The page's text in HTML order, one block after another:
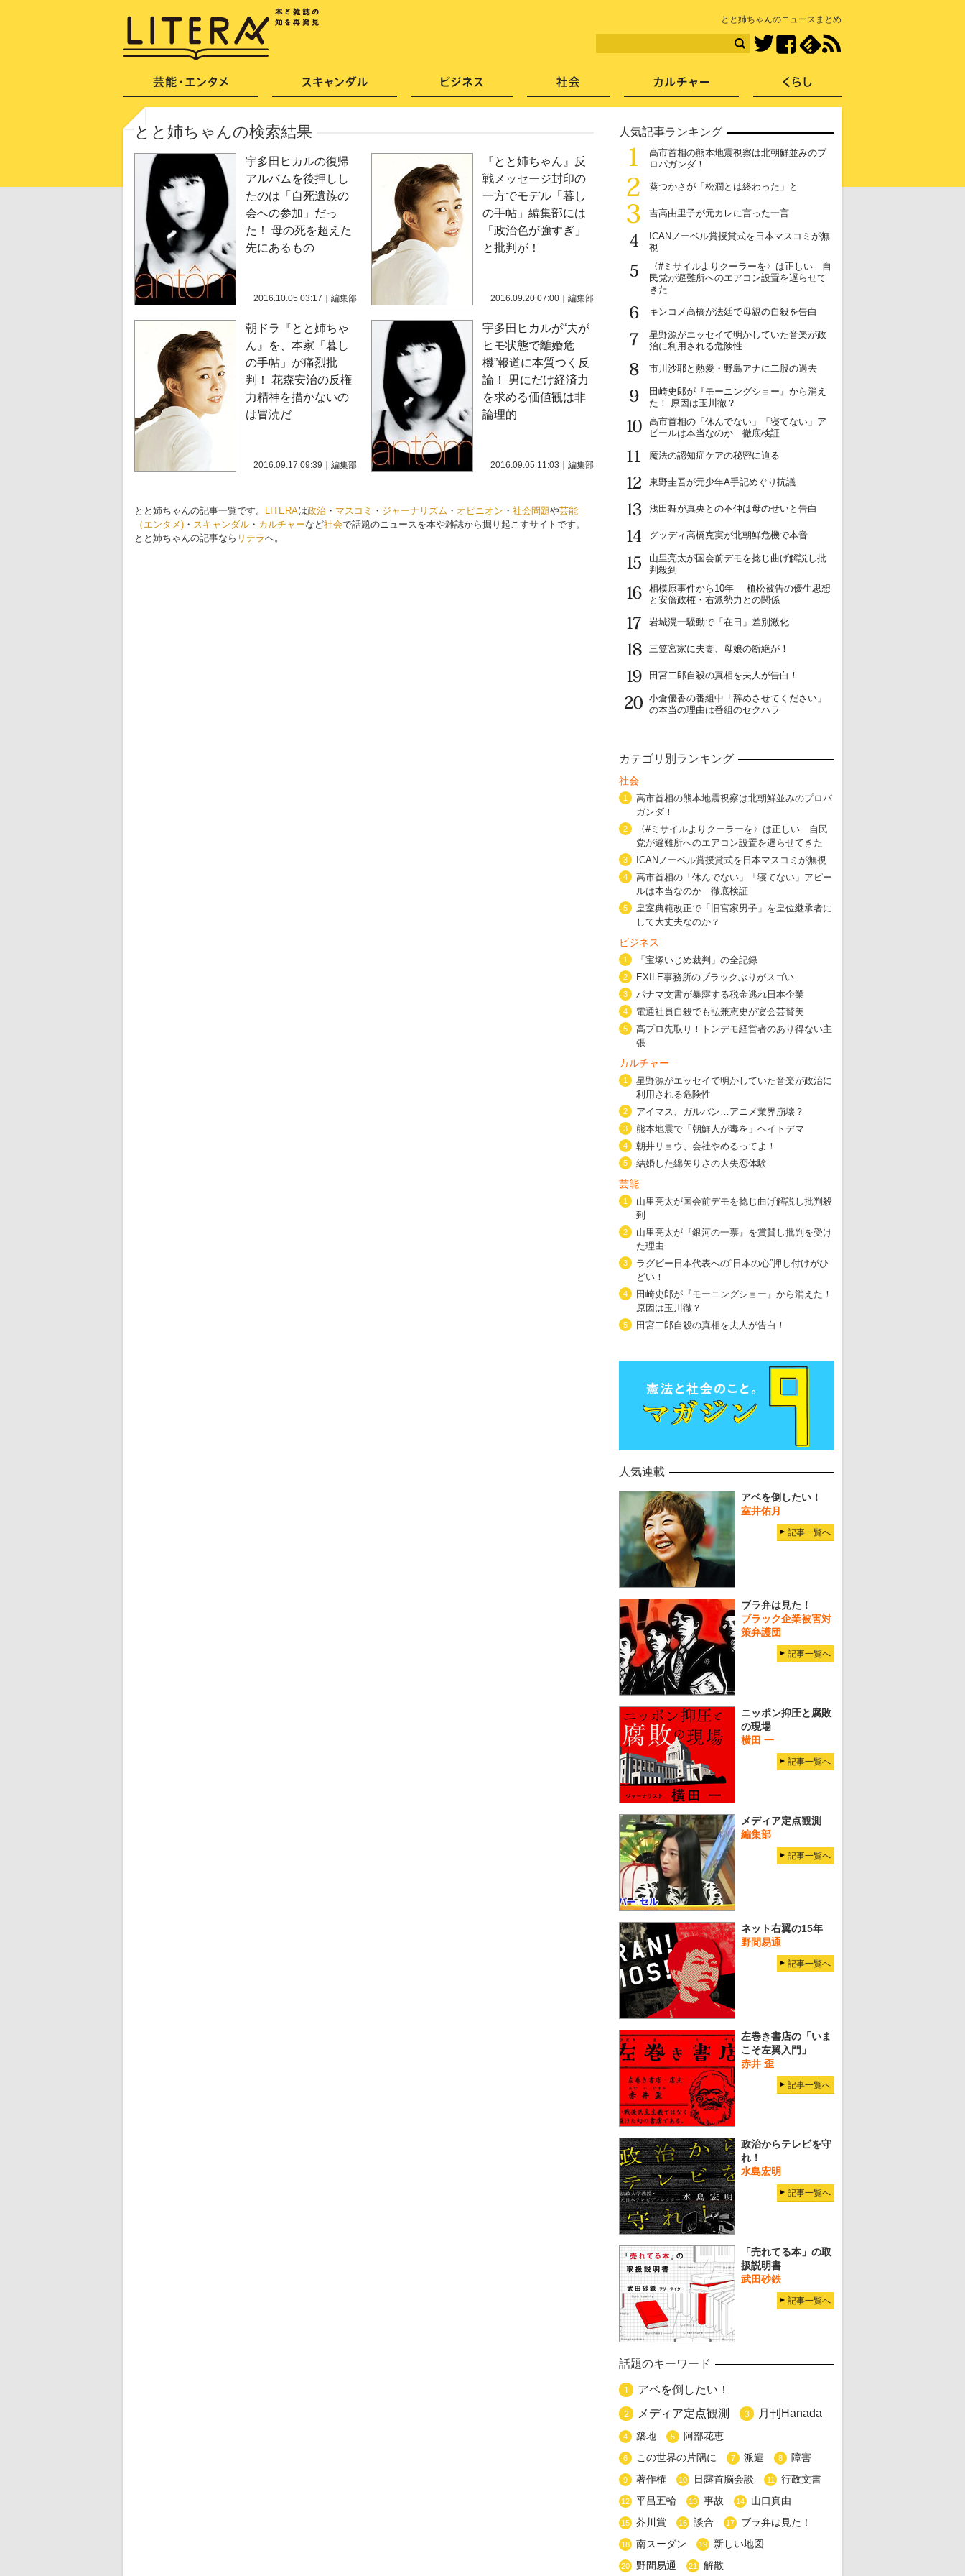
とと姉ちゃんのニュースまとめ
TwitterFacebook
とと姉ちゃんの検索結果
宇多田ヒカルの復帰
アルバムを後押しし
たのは「自死遺族の
会への参加」だっ
た！ 母の死を超えた
先にあるもの
2016.10.05 03:17 編集部
『とと姉ちゃん』反
戦メッセージ封印の
一方でモデル「暮し
の手帖」編集部には
「政治色が強すぎ」
と批判が！
2016.09.20 07:00 編集部
朝ドラ『とと姉ちゃ
ん』を、本家「暮し
の手帖」が痛烈批
判！ 花森安治の反権
力精神を描かないの
は冒涜だ
2016.09.17 09:39 編集部
宇多田ヒカルが“夫が
ヒモ状態で離婚危
機”報道に本質つく反
論！ 男にだけ経済力
を求める価値観は非
論理的
2016.09.05 11:03 編集部
とと姉ちゃんの記事一覧です。 LITERAは政治 ・ マスコミ ・ ジャーナリズム ・ オピニオン ・ 社会問題や芸能
（エンタメ) ・ スキャンダル ・ カルチャーなど社会で話題のニュースを本や雑誌から掘り起こすサイトです。
とと姉ちゃんの記事なら リテラへ。
人気記事ランキング
1
高市首相の熊本地震視察は北朝鮮並みのプ
ロパガンダ！
2
葵つかさが「松潤とは終わった」と
3
吉高由里子が元カレに言った一言
4
ICANノーベル賞授賞式を日本マスコミが無
視
5
〈#ミサイルよりクーラーを〉は正しい 自
民党が避難所へのエアコン設置を遅らせて
きた
6
キンコメ高橋が法廷で母親の自殺を告白
7
星野源がエッセイで明かしていた音楽が政
治に利用される危険性
8
市川沙耶と熱愛・野島アナに二股の過去
9
田崎史郎が『モーニングショー』から消え
た！ 原因は玉川徹？
10
高市首相の「休んでない」「寝てない」ア
ピールは本当なのか 徹底検証
11
魔法の認知症ケアの秘密に迫る
12
東野圭吾が元少年A手記めぐり抗議
13
浅田舞が真央との不仲は母のせいと告白
14
グッディ高橋克実が北朝鮮危機で本音
15
山里亮太が国会前デモを捻じ曲げ解説し批
判殺到
16
相模原事件から10年──植松被告の優生思想
と安倍政権・右派勢力との関係
17
岩城滉一騒動で「在日」差別激化
18
三笠宮家に夫妻、母娘の断絶が！
19
田宮二郎自殺の真相を夫人が告白！
20
小倉優香の番組中「辞めさせてください」
の本当の理由は番組のセクハラ
カテゴリ別ランキング
社会
1
高市首相の熊本地震視察は北朝鮮並みのプロパ
ガンダ！
2
〈#ミサイルよりクーラーを〉は正しい 自民
党が避難所へのエアコン設置を遅らせてきた
3 ICANノーベル賞授賞式を日本マスコミが無視
4
高市首相の「休んでない」「寝てない」アピー
ルは本当なのか 徹底検証
5
皇室典範改正で「旧宮家男子」を皇位継承者に
して大丈夫なのか？
ビジネス
1 「宝塚いじめ裁判」の全記録
2 EXILE事務所のブラックぶりがスゴい
3 パナマ文書が暴露する税金逃れ日本企業
4 電通社員自殺でも弘兼憲史が宴会芸賛美
5
高プロ先取り！トンデモ経営者のあり得ない主
張
カルチャー
1
星野源がエッセイで明かしていた音楽が政治に
利用される危険性
2 アイマス、ガルパン…アニメ業界崩壊？
3 熊本地震で「朝鮮人が毒を」ヘイトデマ
4 朝井リョウ、会社やめるってよ！
5 結婚した綿矢りさの大失恋体験
芸能
1
山里亮太が国会前デモを捻じ曲げ解説し批判殺
到
2
山里亮太が『銀河の一票』を賞賛し批判を受け
た理由
3
ラグビー日本代表への“日本の心”押し付けがひ
どい！
4
田崎史郎が『モーニングショー』から消えた！
原因は玉川徹？
5 田宮二郎自殺の真相を夫人が告白！
人気連載
アベを倒したい！
室井佑月
記事一覧へ
ブラ弁は見た！
ブラック企業被害対
策弁護団
記事一覧へ
ニッポン抑圧と腐敗
の現場
横田 一
記事一覧へ
メディア定点観測
編集部
記事一覧へ
ネット右翼の15年
野間易通
記事一覧へ
左巻き書店の「いま
こそ左翼入門」
赤井 歪
記事一覧へ
政治からテレビを守
れ！
水島宏明
記事一覧へ
「売れてる本」の取
扱説明書
武田砂鉄
記事一覧へ
話題のキーワード
1 アベを倒したい！
2 メディア定点観測 3 月刊Hanada
4 築地 5 阿部花恵
6 この世界の片隅に 7 派遣 8 障害
9 著作権 10 日露首脳会談 11 行政文書
12 平昌五輪 13 事故 14 山口真由
15 芥川賞 16 談合 17 ブラ弁は見た！
18 南スーダン 19 新しい地図
20 野間易通 21 解散
芸能・エンタメ スキャンダル 社会